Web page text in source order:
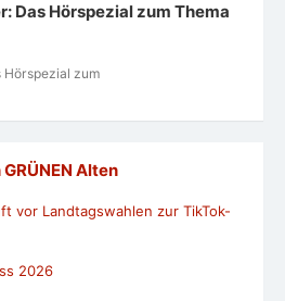
Das Hörspezial zum Thema
Hörspezial zum
Alten
vor Landtagswahlen zur TikTok-
2026